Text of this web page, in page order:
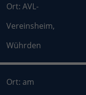
Ort: AVL-
Vereinsheim,
Wührden
Ort: am